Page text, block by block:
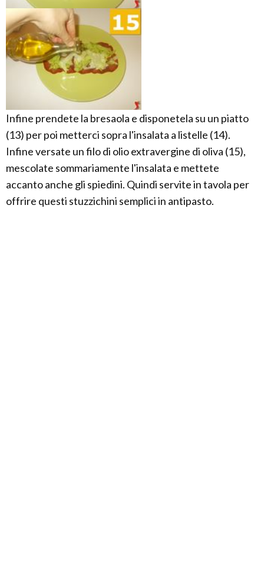
Infine prendete la bresaola e disponetela su un piatto
(13) per poi metterci sopra l'insalata a listelle (14).
Infine versate un filo di olio extravergine di oliva (15),
mescolate sommariamente l'insalata e mettete
accanto anche gli spiedini. Quindi servite in tavola per
offrire questi stuzzichini semplici in antipasto.